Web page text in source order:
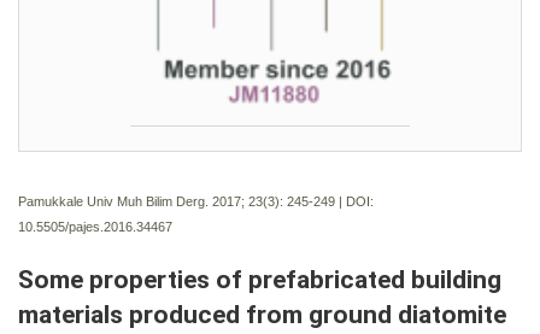
Pamukkale Univ Muh Bilim Derg. 2017; 23(3): 245-249 | DOI:
10.5505/pajes.2016.34467
Some properties of prefabricated building
materials produced from ground diatomite